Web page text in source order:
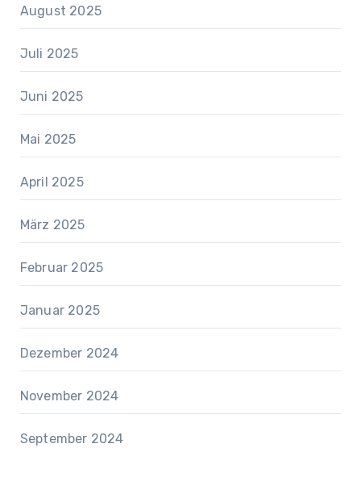
August 2025
Juli 2025
Juni 2025
Mai 2025
April 2025
März 2025
Februar 2025
Januar 2025
Dezember 2024
November 2024
September 2024